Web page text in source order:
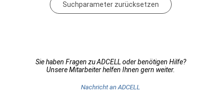
Suchparameter zurücksetzen
Sie haben Fragen zu ADCELL oder benötigen Hilfe?
Unsere Mitarbeiter helfen Ihnen gern weiter.
Nachricht an ADCELL